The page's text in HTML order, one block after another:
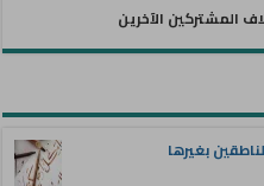
بغيرها